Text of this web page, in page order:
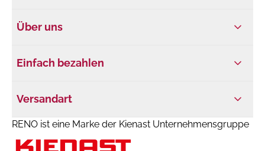
Über uns
Einfach bezahlen
Versandart
RENO ist eine Marke der Kienast Unternehmensgruppe